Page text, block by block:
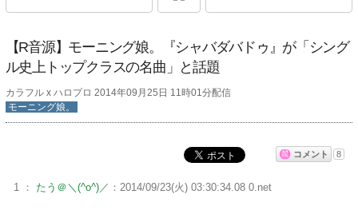
【R音源】モーニング娘。『シャバダバドゥ』が「シング
ル史上トップクラスの名曲」と話題
カラフル x ハロプロ 2014年09月25日 11時01分配信
モーニング娘。
コメント 8
1 ： たう＠＼(^o^)／ ：2014/09/23(火) 03:30:34.08 0.net